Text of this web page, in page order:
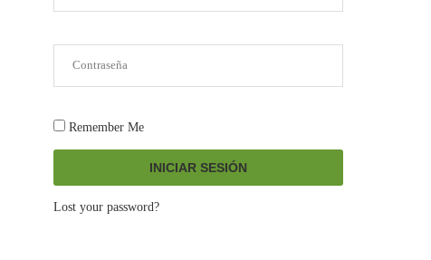
Remember Me
INICIAR SESIÓN
Lost your password?